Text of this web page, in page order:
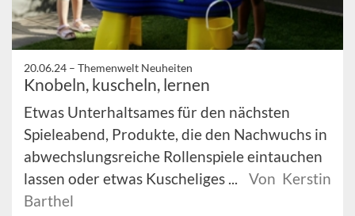
20.06.24 – Themenwelt Neuheiten
Knobeln, kuscheln, lernen
Etwas Unterhaltsames für den nächsten
Spieleabend, Produkte, die den Nachwuchs in
abwechslungsreiche Rollenspiele eintauchen
lassen oder etwas Kuscheliges ...
Von Kerstin
Barthel